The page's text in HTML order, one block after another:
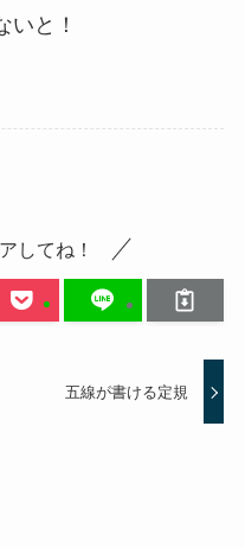
いと！
してね！
五線が書ける定規